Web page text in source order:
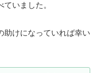
いました。
助けになっていれば幸い